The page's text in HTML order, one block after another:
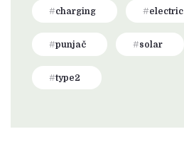
charging electric
punjač solar
type2